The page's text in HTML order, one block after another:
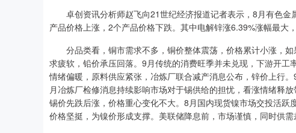
卓创资讯分析师赵飞向21世纪经济报道记者表示，8月有色金
产品价格上涨，2个产品价格下跌。其中电解锌涨6.39%涨幅最大
分品类看，铜市需求不多，铜价整体震荡，价格累计小涨，如
求疲软，铅价承压回落。9月传统的消费旺季并未兑现，下游开
情绪偏暖，原料供应紧张，冶炼厂联合减产消息公布，锌价上行
月冶炼厂检修消息持续影响市场对于锡供给的担忧，看涨情绪释
锡价先跌后涨，价格重心变化不大。8月国内现货镍市场交投活
价格坚挺，为镍价形成支撑。美联储降息前，市场谨慎，同时供